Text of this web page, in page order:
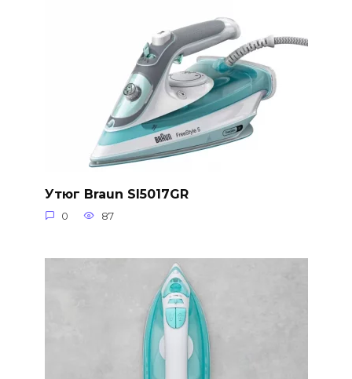
Утюг Braun SI5017GR
0 87